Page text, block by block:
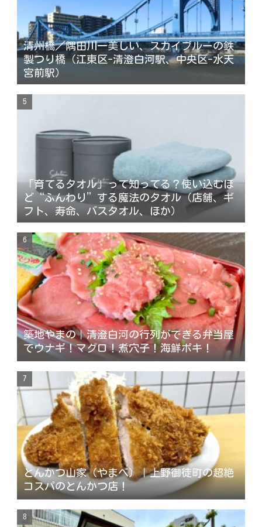
清州橋／隅田川一美しい、スカイブルーの鉄
製つり橋（江東区-清澄白河駅、中央区-水天
宮前駅）
「育てるタオル」って知ってる？使い込むほ
ど“ふんわり”する魔法のタオル（店舗、ギ
フト、寿命、バスタオル、ほか）
築地やまの｜清澄白河の行列ができる弁当屋
でウナギ！マグロ！煮穴子！海鮮ポキ！
とんかつ山家（やまべ）｜上野御徒町の超絶
コスパのとんかつ店！